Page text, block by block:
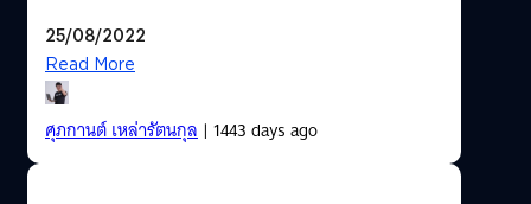
25/08/2022
Read More
ศุภกานต์ เหล่ารัตนกุล| 1443 days ago